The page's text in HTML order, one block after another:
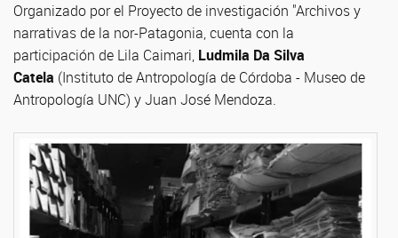
Organizado por el Proyecto de investigación "Archivos y
narrativas de la nor-Patagonia, cuenta con la
participación de Lila Caimari, Ludmila Da Silva
Catela (Instituto de Antropología de Córdoba - Museo de
Antropología UNC) y Juan José Mendoza.